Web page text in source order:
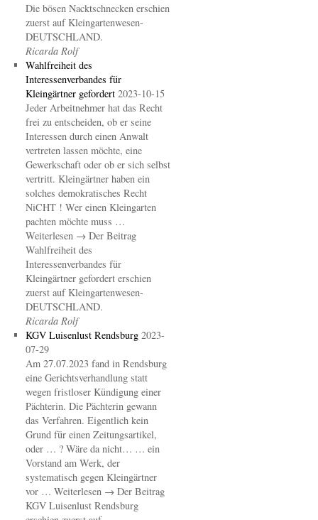
Die bösen Nacktschnecken erschien
zuerst auf Kleingartenwesen-
DEUTSCHLAND.
Ricarda Rolf
Wahlfreiheit des
Interessenverbandes für
Kleingärtner gefordert 2023-10-15
Jeder Arbeitnehmer hat das Recht
frei zu entscheiden, ob er seine
Interessen durch einen Anwalt
vertreten lassen möchte, eine
Gewerkschaft oder ob er sich selbst
vertritt. Kleingärtner haben ein
solches demokratisches Recht
NiCHT ! Wer einen Kleingarten
pachten möchte muss …
Weiterlesen → Der Beitrag
Wahlfreiheit des
Interessenverbandes für
Kleingärtner gefordert erschien
zuerst auf Kleingartenwesen-
DEUTSCHLAND.
Ricarda Rolf
KGV Luisenlust Rendsburg 2023-
07-29
Am 27.07.2023 fand in Rendsburg
eine Gerichtsverhandlung statt
wegen fristloser Kündigung einer
Pächterin. Die Pächterin gewann
das Verfahren. Eigentlich kein
Grund für einen Zeitungsartikel,
oder … ? Wäre da nicht… … ein
Vorstand am Werk, der
systematisch gegen Kleingärtner
vor … Weiterlesen → Der Beitrag
KGV Luisenlust Rendsburg